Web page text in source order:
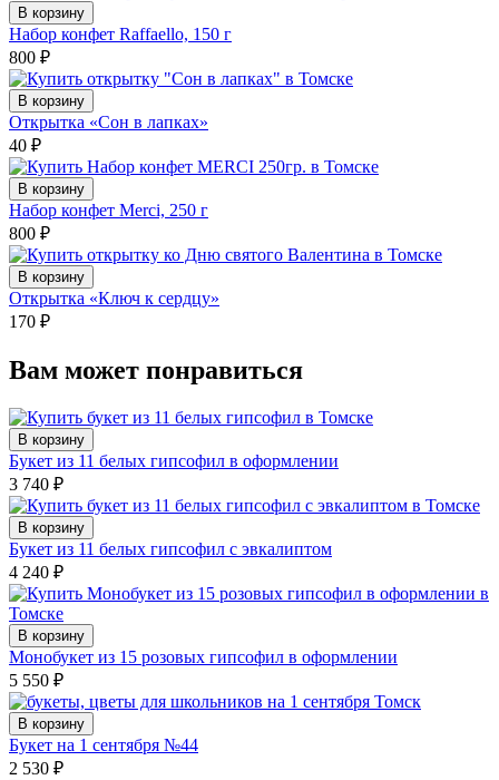
В корзину
Набор конфет Raffaello, 150 г
800 ₽
В корзину
Открытка «Сон в лапках»
40 ₽
В корзину
Набор конфет Merci, 250 г
800 ₽
В корзину
Открытка «Ключ к сердцу»
170 ₽
Вам может понравиться
В корзину
Букет из 11 белых гипсофил в оформлении
3 740 ₽
В корзину
Букет из 11 белых гипсофил с эвкалиптом
4 240 ₽
В корзину
Монобукет из 15 розовых гипсофил в оформлении
5 550 ₽
В корзину
Букет на 1 сентября №44
2 530 ₽